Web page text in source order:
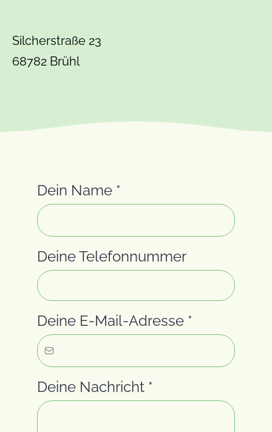
Silcherstraße 23
68782 Brühl
Dein Name *
Deine Telefonnummer
Deine E-Mail-Adresse *
Deine Nachricht *